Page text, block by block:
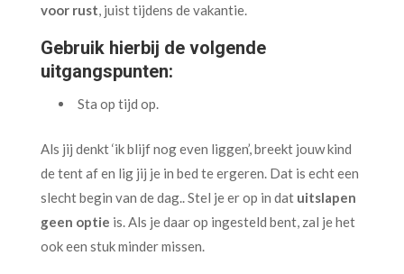
voor rust , juist tijdens de vakantie.
Gebruik hierbij de volgende
uitgangspunten:
Sta op tijd op.
Als jij denkt ‘ik blijf nog even liggen’, breekt jouw kind
de tent af en lig jij je in bed te ergeren. Dat is echt een
slecht begin van de dag.. Stel je er op in dat uitslapen
geen optie is. Als je daar op ingesteld bent, zal je het
ook een stuk minder missen.